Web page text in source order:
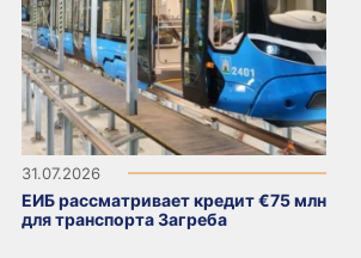
31.07.2026
ЕИБ рассматривает кредит €75 млн
для транспорта Загреба